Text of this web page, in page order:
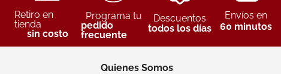
Retiro en
tienda
sin costo
Programa tu
pedido
frecuente
Descuentos
todos los días
Envíos en
60 minutos
Quienes Somos